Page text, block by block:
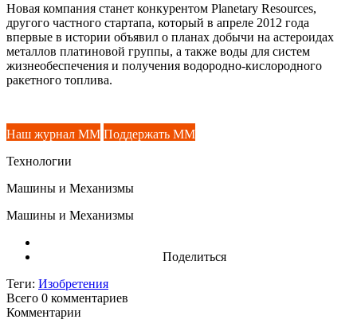
Новая компания станет конкурентом Planetary Resources,
другого частного стартапа, который в апреле 2012 года
впервые в истории объявил о планах добычи на астероидах
металлов платиновой группы, а также воды для систем
жизнеобеспечения и получения водородно-кислородного
ракетного топлива.
Наш журнал ММ Поддержать ММ
Технологии
Машины и Механизмы
Машины и Механизмы
Поделиться
Теги: Изобретения
Всего 0 комментариев
Комментарии